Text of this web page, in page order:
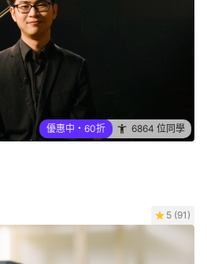
優惠中・60折 6864 位同學
5 (91)